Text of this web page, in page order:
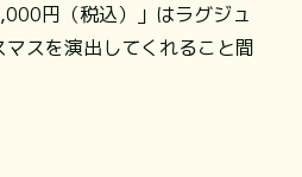
円（税込）」はラグジュ
スを演出してくれること間